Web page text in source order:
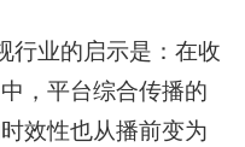
业的启示是：在收
，平台综合传播的
效性也从播前变为